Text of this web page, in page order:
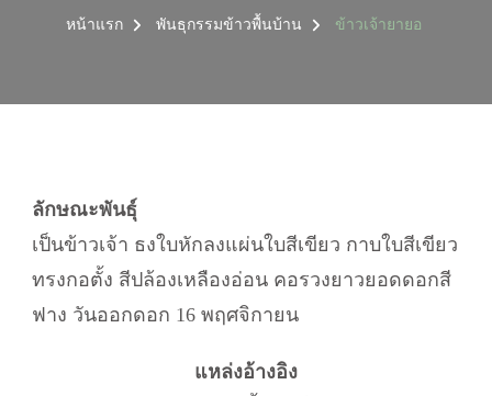
หน้าแรก พันธุกรรมข้าวพื้นบ้าน ข้าวเจ้ายายอ
ลักษณะพันธุ์
เป็นข้าวเจ้า ธงใบหักลงแผ่นใบสีเขียว กาบใบสีเขียว
ทรงกอตั้ง สีปล้องเหลืองอ่อน คอรวงยาวยอดดอกสี
ฟาง วันออกดอก 16 พฤศจิกายน
แหล่งอ้างอิง